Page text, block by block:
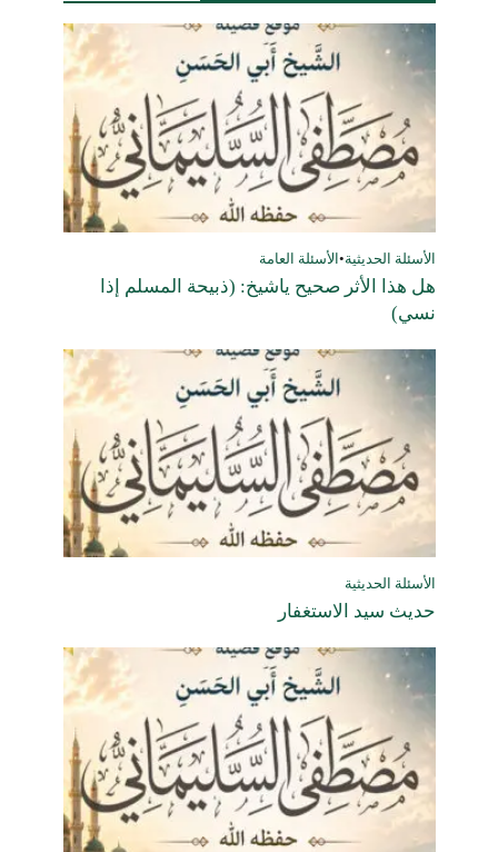
الأسئلة الحديثية• الأسئلة العامة
هل هذا الأثر صحيح ياشيخ: (ذبيحة المسلم إذا
نسي)
الأسئلة الحديثية
حديث سيد الاستغفار